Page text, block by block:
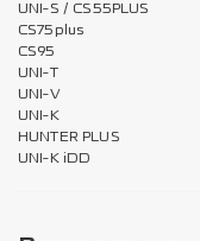
UNI-S / CS55PLUS
CS75plus
CS95
UNI-T
UNI-V
UNI-K
HUNTER PLUS
UNI-K iDD